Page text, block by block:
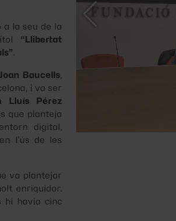
la seu de la
“Llibertat
.
Joan Baucells,
i va ser
Lluís Pérez
que planteja
digital,
l’ús de les
va plantejar
enriquidor.
hi havia cinc